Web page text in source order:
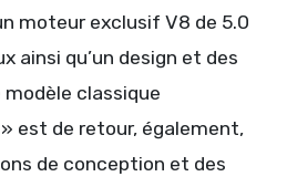
moteur exclusif V8 de 5.0
ainsi qu’un design et des
classique
est de retour, également,
de conception et des